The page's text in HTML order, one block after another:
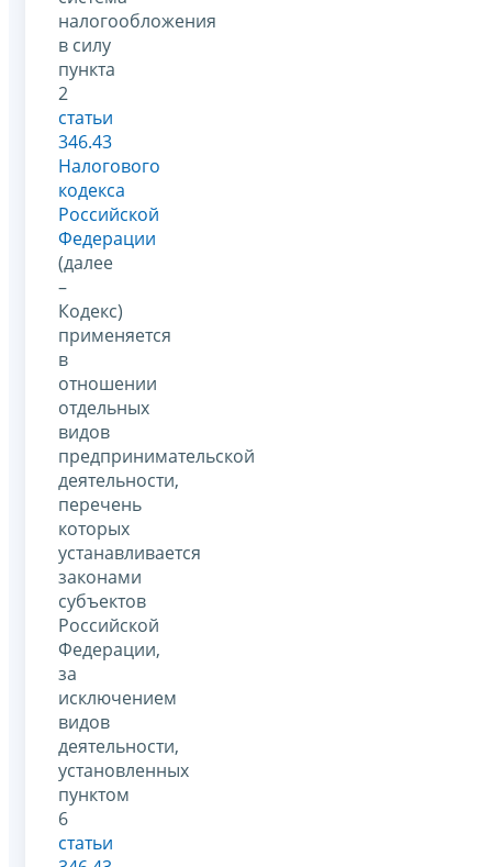
налогообложения
в силу
пункта
2
статьи
346.43
Налогового
кодекса
Российской
Федерации
(далее
–
Кодекс)
применяется
в
отношении
отдельных
видов
предпринимательской
деятельности,
перечень
которых
устанавливается
законами
субъектов
Российской
Федерации,
за
исключением
видов
деятельности,
установленных
пунктом
6
статьи